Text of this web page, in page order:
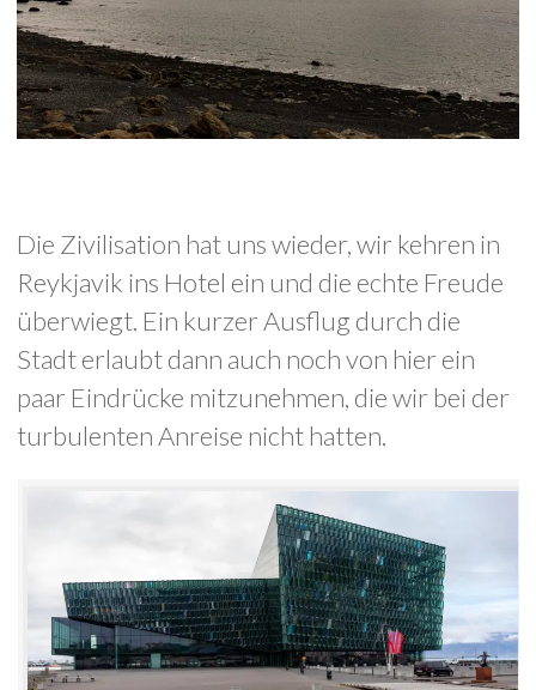
Die Zivilisation hat uns wieder, wir kehren in
Reykjavik ins Hotel ein und die echte Freude
überwiegt. Ein kurzer Ausflug durch die
Stadt erlaubt dann auch noch von hier ein
paar Eindrücke mitzunehmen, die wir bei der
turbulenten Anreise nicht hatten.